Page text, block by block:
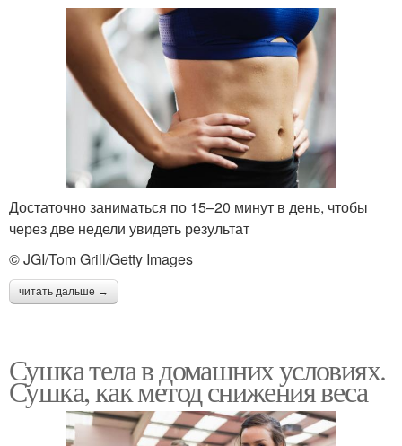
Достаточно заниматься по 15–20 минут в день, чтобы
через две недели увидеть результат
© JGI/Tom Grill/Getty Images
читать дальше →
Сушка тела в домашних условиях.
Сушка, как метод снижения веса